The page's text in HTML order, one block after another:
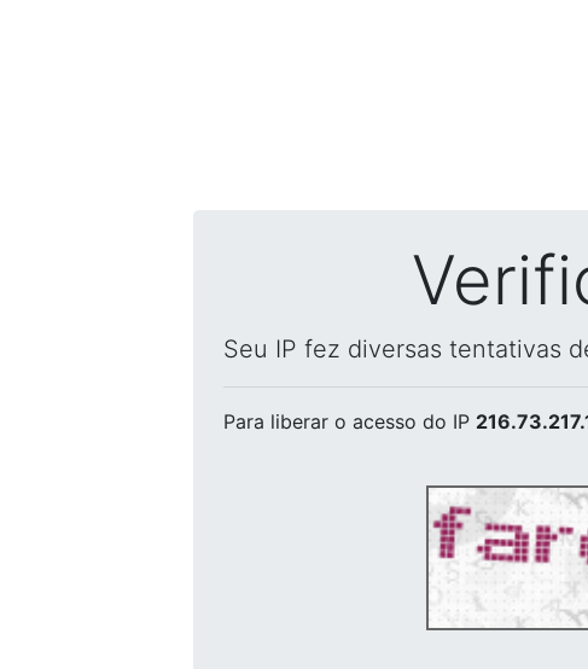
Seu IP fez diversas tentativas
Para liberar o acesso do IP